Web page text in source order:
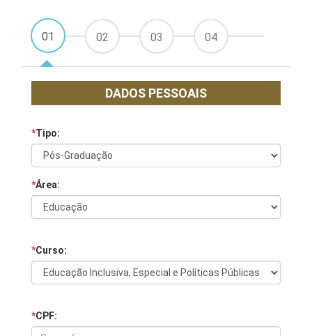
01 02 03 04
DADOS PESSOAIS
*Tipo:
*Área:
*Curso:
*CPF: